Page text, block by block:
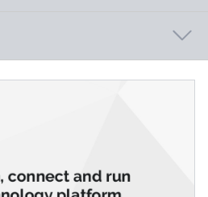
ン。最も革新的なPOSソリュー
ました。
保証するものではありません）